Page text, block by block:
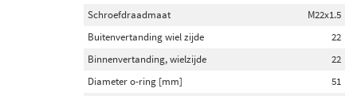
Schroefdraadmaat
M22x1.5
Buitenvertanding wiel zijde
22
Binnenvertanding, wielzijde
22
Diameter o-ring [mm]
51